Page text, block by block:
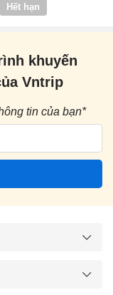
Hết hạn
khuyến
Vntrip
tin của bạn*